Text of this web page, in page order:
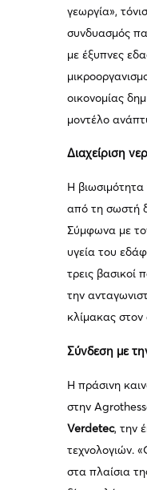
γεωργία»,
συνδυασμός
με έξυπνες
οικονομίας
μοντέλο
Διαχείριση
Η
από τη σωστή
Σύμφωνα με
υγεία του
τρεις βασικοί
την
κλίμακας στον
Σύνδεση με
Η πράσινη
στην
Verdetec, την
τεχνολογιών.
στα πλαίσια